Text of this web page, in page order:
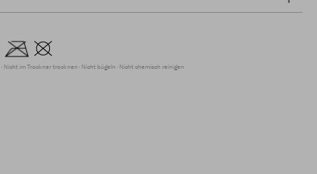
Nicht im Trockner trocknen Nicht bügeln Nicht chemisch reinigen